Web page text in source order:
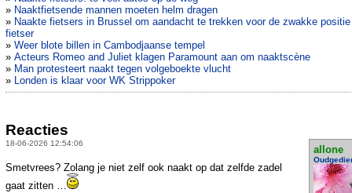
» Naaktfietsende mannen moeten helm dragen
» Naakte fietsers in Brussel om aandacht te trekken voor de zwakke
fietser
» Weer blote billen in Cambodjaanse tempel
» Acteurs Romeo and Juliet klagen Paramount aan om naaktscène
» Man protesteert naakt tegen volgeboekte vlucht
» Londen is klaar voor WK Strippoker
Reacties
18-06-2026 12:54:06
allone
Smetvrees? Zolang je niet zelf ook naakt op dat zelfde zadel
gaat zitten …